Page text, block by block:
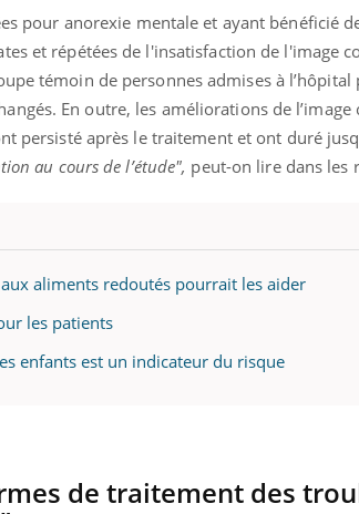
pour anorexie mentale et ayant bénéficié
et répétées de l'insatisfaction de l'image
témoin de personnes admises à l’hôpital
En outre, les améliorations de l’image
persisté après le traitement et ont duré
au cours de l’étude", peut-on lire dans les
aliments redoutés pourrait les aider
les patients
enfants est un indicateur du risque
de traitement des